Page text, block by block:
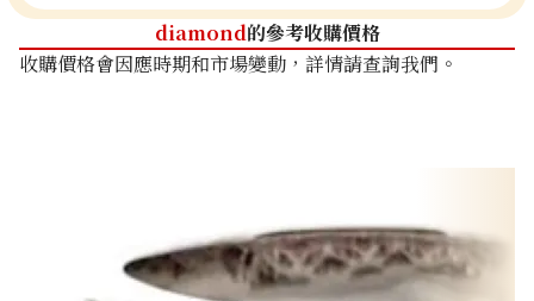
diamond的參考收購價格
收購價格會因應時期和市場變動，詳情請查詢我們。